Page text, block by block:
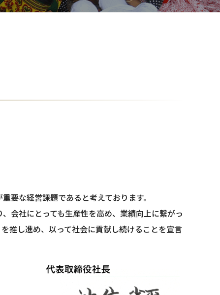
要な経営課題であると考えております。
会社にとっても生産性を高め、業績向上に繋がっ
推し進め、以って社会に貢献し続けることを宣言